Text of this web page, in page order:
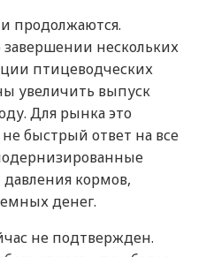
продолжаются.
завершении нескольких
птицеводческих
увеличить выпуск
Для рынка это
быстрый ответ на все
кормов,
денег.
не подтвержден.